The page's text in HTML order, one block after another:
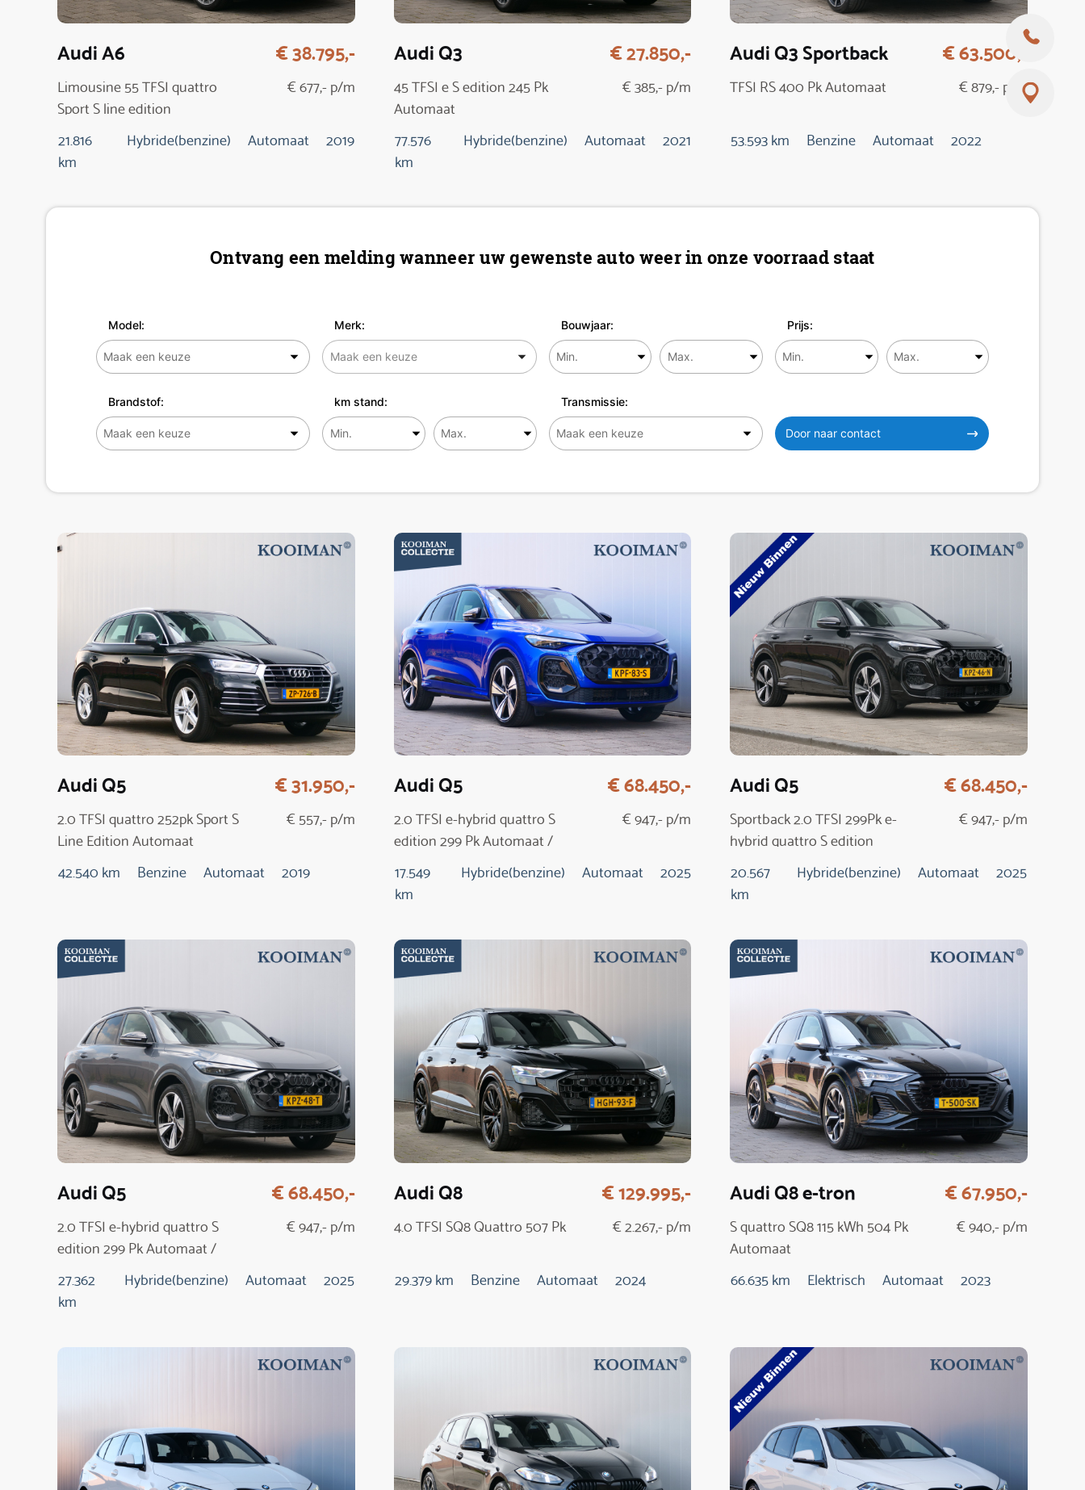
Audi A6
Limousine 55 TFSI quattro
Sport S line edition
€ 38.795,-
€ 677,- p/m
21.816
km
Hybride(benzine) Automaat 2019
Audi Q3
45 TFSI e S edition 245 Pk
Automaat
€ 27.850,-
€ 385,- p/m
77.576
km
Hybride(benzine) Automaat 2021
Audi Q3 Sportback
TFSI RS 400 Pk Automaat
€ 63.500,-
€ 879,- p/m
53.593 km Benzine Automaat 2022
Ontvang een melding wanneer uw gewenste auto weer in onze voorraad staat
Model: Merk: Bouwjaar: Prijs:
Brandstof: km stand: Transmissie:
Door naar contact
Audi Q5
2.0 TFSI quattro 252pk Sport S
Line Edition Automaat
€ 31.950,-
€ 557,- p/m
42.540 km Benzine Automaat 2019
Audi Q5
2.0 TFSI e-hybrid quattro S
edition 299 Pk Automaat /
NIEUW MODEL
€ 68.450,-
€ 947,- p/m
17.549
km
Hybride(benzine) Automaat 2025
Audi Q5
Sportback 2.0 TFSI 299Pk e-
hybrid quattro S edition
€ 68.450,-
€ 947,- p/m
20.567
km
Hybride(benzine) Automaat 2025
Audi Q5
2.0 TFSI e-hybrid quattro S
edition 299 Pk Automaat /
NIEUW MODEL
€ 68.450,-
€ 947,- p/m
27.362
km
Hybride(benzine) Automaat 2025
Audi Q8
4.0 TFSI SQ8 Quattro 507 Pk
€ 129.995,-
€ 2.267,- p/m
29.379 km Benzine Automaat 2024
Audi Q8 e-tron
S quattro SQ8 115 kWh 504 Pk
Automaat
€ 67.950,-
€ 940,- p/m
66.635 km Elektrisch Automaat 2023